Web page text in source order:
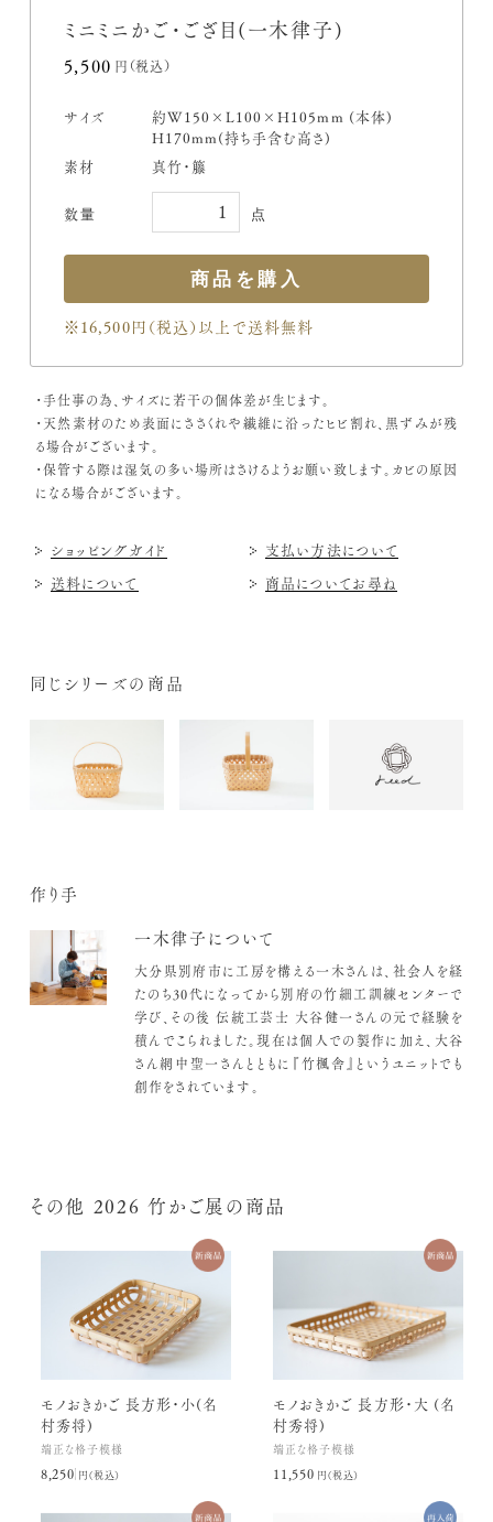
ミニミニかご・ござ目(一木律子)
5,500円(税込)
サイズ
約W150×L100×H105mm (本体)
H170mm(持ち手含む高さ)
素材
真竹・籐
※16,500円（税込）以上で送料無料
・手仕事の為、サイズに若干の個体差が生じます。
・天然素材のため表面にささくれや繊維に沿ったヒビ割れ、黒ずみが残
る場合がございます。
・保管する際は湿気の多い場所はさけるようお願い致します。カビの原因
になる場合がございます。
ショッピングガイド
支払い方法について
送料について
商品についてお尋ね
同じシリーズの商品
作り手
一木律子について
大分県別府市に工房を構える一木さんは、社会人を経
たのち30代になってから別府の竹細工訓練センターで
学び、その後 伝統工芸士 大谷健一さんの元で経験を
積んでこられました。現在は個人での製作に加え、大谷
さん網中聖一さんとともに『竹楓舎』というユニットでも
創作をされています。
その他 2026 竹かご展の商品
モノおきかご 長方形・小(名
村秀将)
端正な格子模様
8,250円(税込)
モノおきかご 長方形・大 (名
村秀将)
端正な格子模様
11,550円(税込)